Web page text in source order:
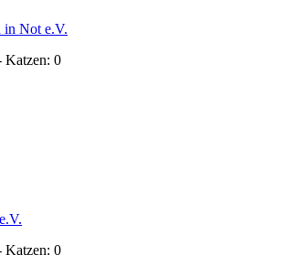
Not e.V.
Katzen: 0
Katzen: 0